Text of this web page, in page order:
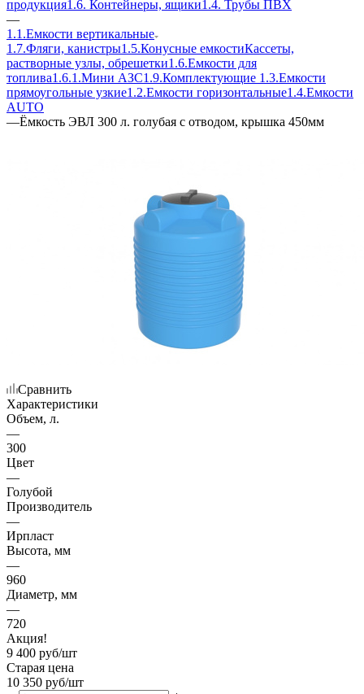
продукция1.6. Контейнеры, ящики1.4. Трубы ПВХ
—
1.1.Емкости вертикальные
1.7.Фляги, канистры1.5.Конусные емкостиКассеты,
растворные узлы, обрешетки1.6.Емкости для
топлива1.6.1.Мини АЗС1.9.Комплектующие 1.3.Емкости
прямоугольные узкие1.2.Емкости горизонтальные1.4.Емкости
АUТО
—Ёмкость ЭВЛ 300 л. голубая с отводом, крышка 450мм
Сравнить
Характеристики
Объем, л.
—
300
Цвет
—
Голубой
Производитель
—
Ирпласт
Высота, мм
—
960
Диаметр, мм
—
720
Акция!
9 400 руб/шт
Старая цена
10 350 руб/шт